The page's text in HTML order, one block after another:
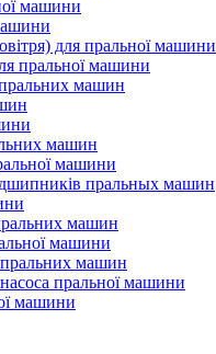
машини
для пральної машини
пральної машини
машин
машин
машини
пральных машин
машин
машини
пральних машин
пральної машини
машини